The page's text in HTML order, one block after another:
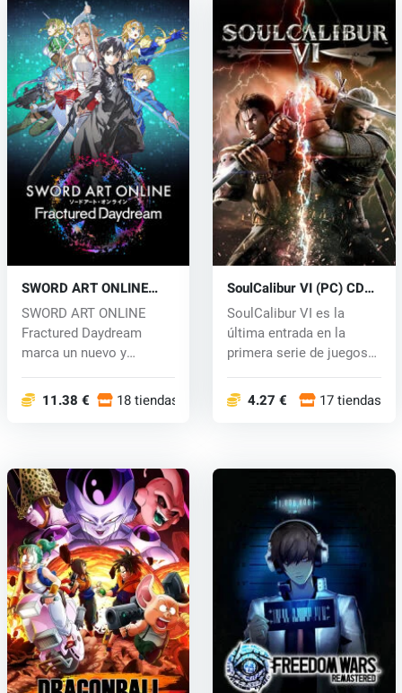
SWORD ART ONLINE
Fractured Daydream
(PC) key
SWORD ART ONLINE
Fractured Daydream
marca un nuevo y
11.38 € 18 tiendas
SoulCalibur VI (PC) CD
key
SoulCalibur VI es la
última entrada en la
primera serie de juegos
4.27 € 17 tiendas